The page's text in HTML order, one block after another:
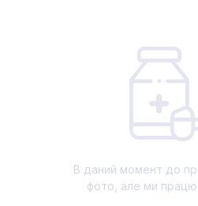
В даний момент до
фото, але ми